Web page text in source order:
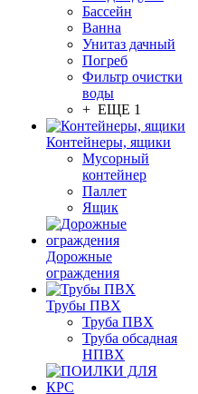
Бассейн
Ванна
Унитаз дачный
Погреб
Фильтр очистки
воды
+ ЕЩЕ 1
Контейнеры, ящики
Мусорный
контейнер
Паллет
Ящик
Дорожные
ограждения
Трубы ПВХ
Труба ПВХ
Труба обсадная
НПВХ